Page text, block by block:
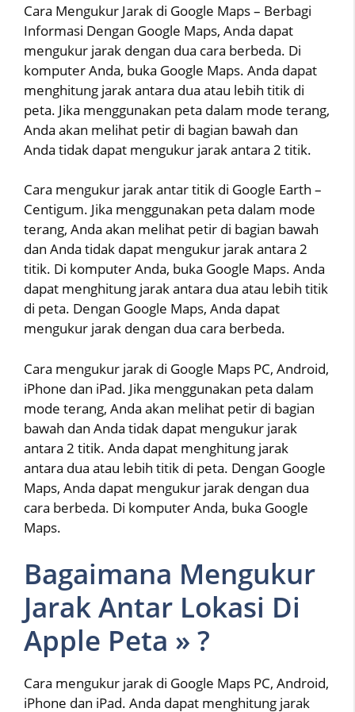
Cara Mengukur Jarak di Google Maps – Berbagi
Informasi Dengan Google Maps, Anda dapat
mengukur jarak dengan dua cara berbeda. Di
komputer Anda, buka Google Maps. Anda dapat
menghitung jarak antara dua atau lebih titik di
peta. Jika menggunakan peta dalam mode terang,
Anda akan melihat petir di bagian bawah dan
Anda tidak dapat mengukur jarak antara 2 titik.
Cara mengukur jarak antar titik di Google Earth –
Centigum. Jika menggunakan peta dalam mode
terang, Anda akan melihat petir di bagian bawah
dan Anda tidak dapat mengukur jarak antara 2
titik. Di komputer Anda, buka Google Maps. Anda
dapat menghitung jarak antara dua atau lebih titik
di peta. Dengan Google Maps, Anda dapat
mengukur jarak dengan dua cara berbeda.
Cara mengukur jarak di Google Maps PC, Android,
iPhone dan iPad. Jika menggunakan peta dalam
mode terang, Anda akan melihat petir di bagian
bawah dan Anda tidak dapat mengukur jarak
antara 2 titik. Anda dapat menghitung jarak
antara dua atau lebih titik di peta. Dengan Google
Maps, Anda dapat mengukur jarak dengan dua
cara berbeda. Di komputer Anda, buka Google
Maps.
Bagaimana Mengukur
Jarak Antar Lokasi Di
Apple Peta » ?
Cara mengukur jarak di Google Maps PC, Android,
iPhone dan iPad. Anda dapat menghitung jarak